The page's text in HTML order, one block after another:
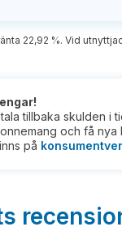
22,92 %. Vid
tillbaka skulden i
och få
på